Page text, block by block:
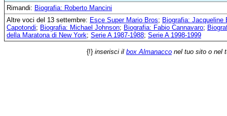
Rimandi: Biografia: Roberto Mancini
Altre voci del 13 settembre: Esce Super Mario Bros; Biografia: Jacqueline
Capotondi; Biografia: Michael Johnson; Biografia: Fabio Cannavaro;
della Maratona di New York; Serie A 1987-1988; Serie A 1998-1999
{!} inserisci il box Almanacco nel tuo sito o nel